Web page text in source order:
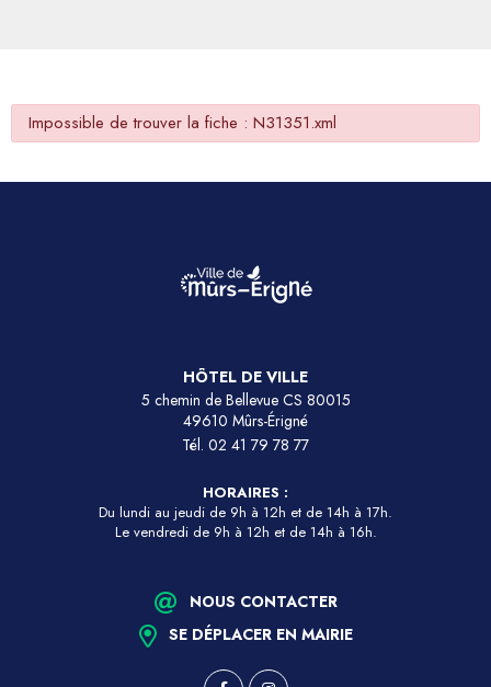
Impossible de trouver la fiche : N31351.xml
HÔTEL DE VILLE
5 chemin de Bellevue CS 80015
49610 Mûrs-Érigné
Tél. 02 41 79 78 77
HORAIRES :
Du lundi au jeudi de 9h à 12h et de 14h à 17h.
Le vendredi de 9h à 12h et de 14h à 16h.
NOUS CONTACTER
SE DÉPLACER EN MAIRIE